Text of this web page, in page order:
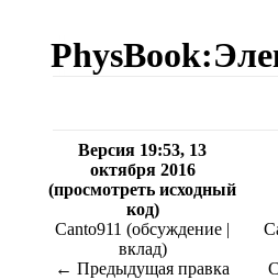
Версия 19:53, 13
октября 2016
(просмотреть исходный
код)
Canto911 (обсуждение |
вклад)
← Предыдущая правка